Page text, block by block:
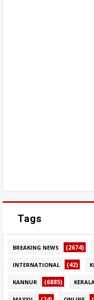
Tags
BREAKING NEWS (2674)
INTERNATIONAL (42)
KANNUR (6885)